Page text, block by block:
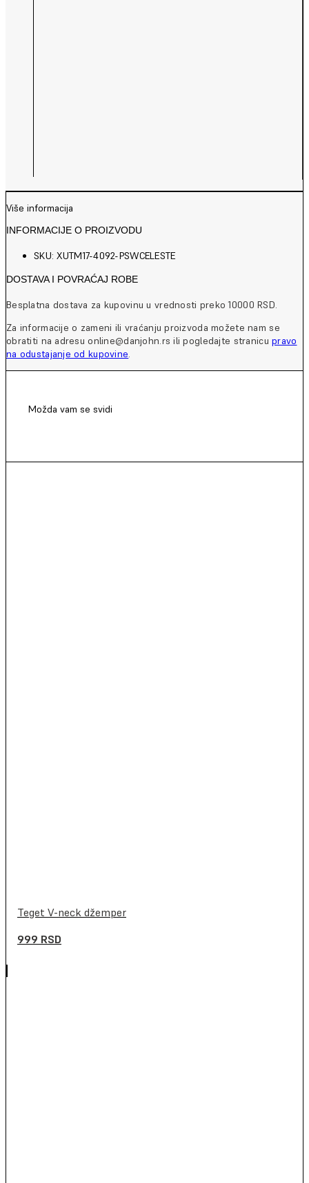
Više informacija
INFORMACIJE O PROIZVODU
SKU: XUTM17-4092-PSWCELESTE
DOSTAVA I POVRAĆAJ ROBE
Besplatna dostava za kupovinu u vrednosti preko 10000 RSD.
Za informacije o zameni ili vraćanju proizvoda možete nam se
obratiti na adresu online@danjohn.rs ili pogledajte stranicupravo
na odustajanje od kupovine.
Možda vam se svidi
Teget V-neck džemper
999 RSD